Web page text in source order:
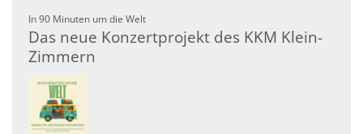
In 90 Minuten um die Welt:
Das neue Konzertprojekt des KKM Klein-
Zimmern